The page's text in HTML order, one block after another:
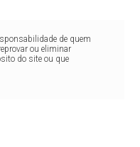
de quem
ou eliminar
do site ou que